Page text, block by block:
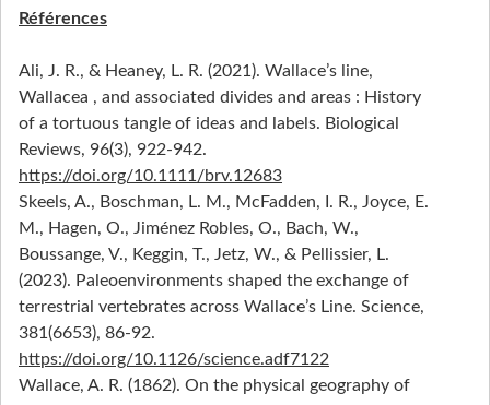
Références
Ali, J. R., & Heaney, L. R. (2021). Wallace’s line,
Wallacea , and associated divides and areas : History
of a tortuous tangle of ideas and labels. Biological
Reviews, 96(3), 922‑942.
https://doi.org/10.1111/brv.12683
Skeels, A., Boschman, L. M., McFadden, I. R., Joyce, E.
M., Hagen, O., Jiménez Robles, O., Bach, W.,
Boussange, V., Keggin, T., Jetz, W., & Pellissier, L.
(2023). Paleoenvironments shaped the exchange of
terrestrial vertebrates across Wallace’s Line. Science,
381(6653), 86‑92.
https://doi.org/10.1126/science.adf7122
Wallace, A. R. (1862). On the physical geography of